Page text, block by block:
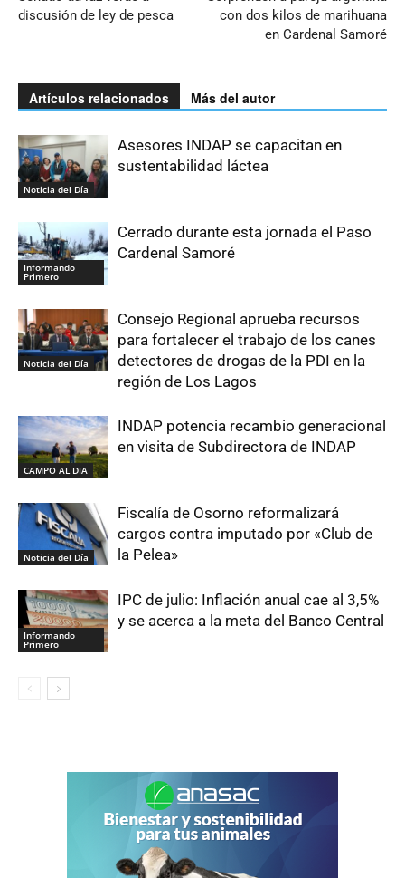
discusión de ley de pesca
con dos kilos de marihuana
en Cardenal Samoré
Artículos relacionados Más del autor
Noticia del Día
Asesores INDAP se capacitan en
sustentabilidad láctea
Informando
Primero
Cerrado durante esta jornada el Paso
Cardenal Samoré
Noticia del Día
Consejo Regional aprueba recursos
para fortalecer el trabajo de los canes
detectores de drogas de la PDI en la
región de Los Lagos
CAMPO AL DIA
INDAP potencia recambio generacional
en visita de Subdirectora de INDAP
Noticia del Día
Fiscalía de Osorno reformalizará
cargos contra imputado por «Club de
la Pelea»
Informando
Primero
IPC de julio: Inflación anual cae al 3,5%
y se acerca a la meta del Banco Central